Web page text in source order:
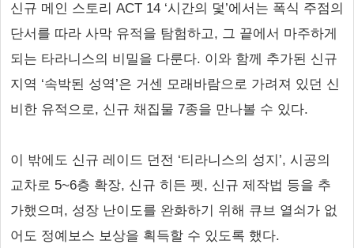
신규 메인 스토리 ACT 14 ‘시간의 덫’에서는 폭식 주점의
단서를 따라 사막 유적을 탐험하고, 그 끝에서 마주하게
되는 타라니스의 비밀을 다룬다. 이와 함께 추가된 신규
지역 ‘속박된 성역’은 거센 모래바람으로 가려져 있던 신
비한 유적으로, 신규 채집물 7종을 만나볼 수 있다.
이 밖에도 신규 레이드 던전 ‘티라니스의 성지’, 시공의
교차로 5~6층 확장, 신규 히든 펫, 신규 제작법 등을 추
가했으며, 성장 난이도를 완화하기 위해 큐브 열쇠가 없
어도 정예보스 보상을 획득할 수 있도록 했다.